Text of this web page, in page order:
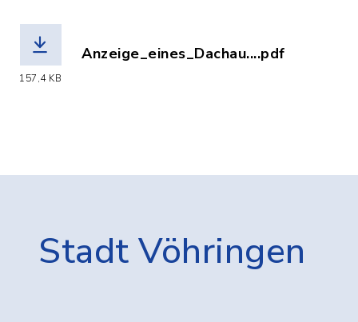
157,4 KB
Anzeige_eines_Dachau....pdf
Stadt Vöhringen